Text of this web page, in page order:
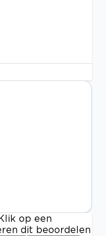
Klik op een
dit beoordelen